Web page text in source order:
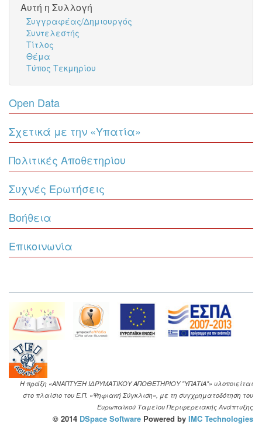
Αυτή η Συλλογή
Συγγραφέας/Δημιουργός
Συντελεστής
Τίτλος
Θέμα
Τύπος Τεκμηρίου
Open Data
Σχετικά με την «Υπατία»
Πολιτικές Αποθετηρίου
Συχνές Ερωτήσεις
Βοήθεια
Επικοινωνία
Η πράξη «ΑΝΑΠΤΥΞΗ ΙΔΡΥΜΑΤΙΚΟΥ ΑΠΟΘΕΤΗΡΙΟΥ "ΥΠΑΤΙΑ"» υλοποιείται
στο πλαίσιο του Ε.Π. «Ψηφιακή Σύγκλιση», με τη συγχρηματοδότηση του
Ευρωπαϊκού Ταμείου Περιφερειακής Ανάπτυξης
© 2014 DSpace Software Powered by IMC Technologies